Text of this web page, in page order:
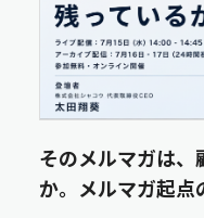
そのメルマガは、
か。メルマガ起点